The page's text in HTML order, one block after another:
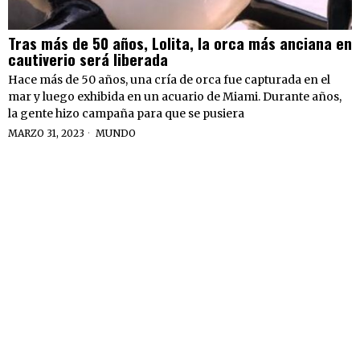
Tras más de 50 años, Lolita, la orca más anciana en
cautiverio será liberada
Hace más de 50 años, una cría de orca fue capturada en el
mar y luego exhibida en un acuario de Miami. Durante años,
la gente hizo campaña para que se pusiera
MARZO 31, 2023 MUNDO